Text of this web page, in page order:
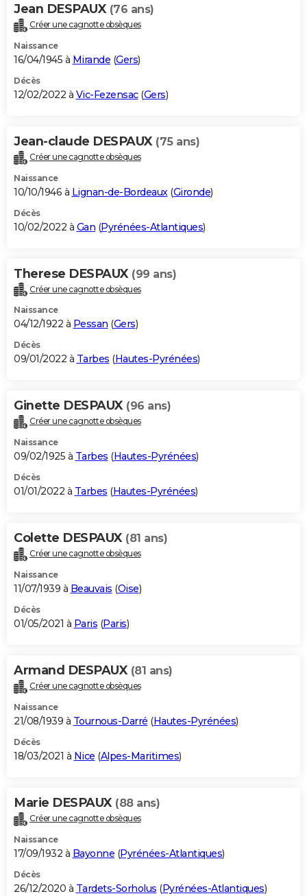
Jean DESPAUX (76 ans)
Créer une cagnotte obsèques
Naissance
16/04/1945 à Mirande (Gers)
Décès
12/02/2022 à Vic-Fezensac(Gers)
Jean-claude DESPAUX (75 ans)
Créer une cagnotte obsèques
Naissance
10/10/1946 à Lignan-de-Bordeaux (Gironde)
Décès
10/02/2022 à Gan (Pyrénées-Atlantiques)
Therese DESPAUX (99 ans)
Créer une cagnotte obsèques
Naissance
04/12/1922 à Pessan (Gers)
Décès
09/01/2022 à Tarbes (Hautes-Pyrénées)
Ginette DESPAUX (96 ans)
Créer une cagnotte obsèques
Naissance
09/02/1925 à Tarbes (Hautes-Pyrénées)
Décès
01/01/2022 à Tarbes (Hautes-Pyrénées)
Colette DESPAUX (81 ans)
Créer une cagnotte obsèques
Naissance
11/07/1939 à Beauvais (Oise)
Décès
01/05/2021 à Paris (Paris)
Armand DESPAUX (81 ans)
Créer une cagnotte obsèques
Naissance
21/08/1939 à Tournous-Darré (Hautes-Pyrénées)
Décès
18/03/2021 à Nice (Alpes-Maritimes)
Marie DESPAUX (88 ans)
Créer une cagnotte obsèques
Naissance
17/09/1932 à Bayonne (Pyrénées-Atlantiques)
Décès
26/12/2020 à Tardets-Sorholus (Pyrénées-Atlantiques)